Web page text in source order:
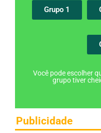
Grupo 1
Você pode escolher
grupo tiver
Publicidade